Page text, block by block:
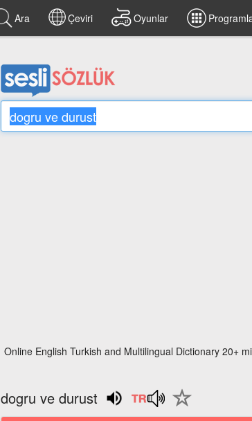
Ara Çeviri Oyunlar
Online English Turkish and Multilingual Dictionary 20+
dogru ve durust